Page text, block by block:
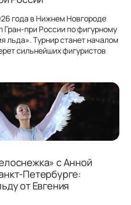
года в Нижнем Новгороде
Гран-при России по фигурному
льда». Турнир станет началом
сильнейших фигуристов
с Анной
Петербурге:
от Евгения